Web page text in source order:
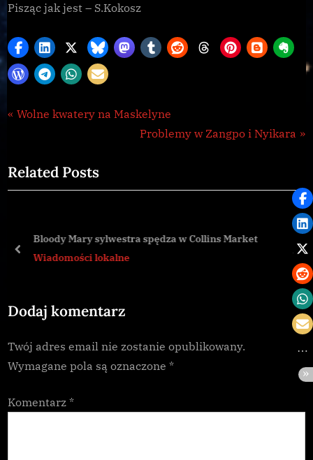
Pisząc jak jest – S.Kokosz
Wiadomości
Nawigacja
P
v
i
s
s
:
Wolne kwatery na Maskelyne
N
t
Problemy w Zangpo i Nyikara
Related Posts
Bloody Mary sylwestra spędza w Collins Market
Wiadomości lokalne
prev
Dodaj komentarz
Twój adres email nie zostanie opublikowany.
Wymagane pola są oznaczone *
Komentarz *